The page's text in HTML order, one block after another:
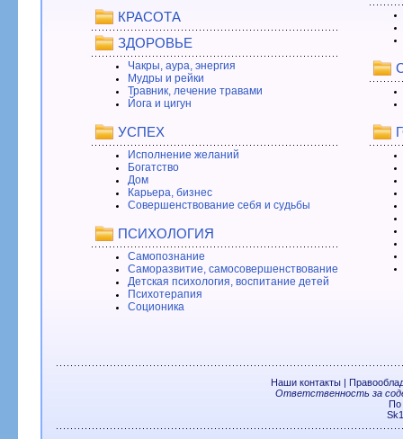
КРАСОТА
ЗДОРОВЬЕ
Чакры, аура, энергия
Мудры и рейки
Травник, лечение травами
Йога и цигун
УСПЕХ
Исполнение желаний
Богатство
Дом
Карьера, бизнес
Совершенствование себя и судьбы
ПСИХОЛОГИЯ
Самопознание
Саморазвитие, самосовершенствование
Детская психология, воспитание детей
Психотерапия
Соционика
Наши контакты|
Ответственность за
По